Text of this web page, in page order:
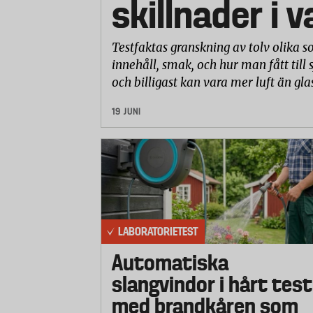
7. Bedömning av utseende (liknar en
utförande (mest lik en naturlig gran)
omfattar färg på grenar (barr),
grenarna, grenarnas placering och
laboratoriet med lång erfarenhet av
Tolkning och betygsättning av
Laboratoriets testresultat har
6,0 ges endast för resultat som kan
förvänta sig av den här typen av
samman till ett totalbetyg med
• Utseende 50%
• Belysning 20%
skillnader i
Testfaktas granskning av tolv olika
innehåll, smak, och hur man fått till
och billigast kan vara mer luft än
19 JUNI
LABORATORIETEST
Automatiska
slangvindor i hårt test
med brandkåren som